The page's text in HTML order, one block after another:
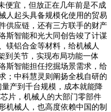
便宜，但放正在几年前是不成
人起头具备规模化使用的贸易
供应链，还有三方联手的财产
斯智能和光大同创告竣了计谋
镁铝合金等材料，给机械人
到关节，实现布局功能一体
斯智能担任挖掘场景需求，给
；中科慧灵则阐扬全栈自研的
产到千台规模，成本就能降
片，机械人的大部门零部件
机械人，也高度依赖中国的制